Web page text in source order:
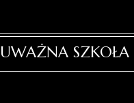
UWAŻNA SZKOŁA